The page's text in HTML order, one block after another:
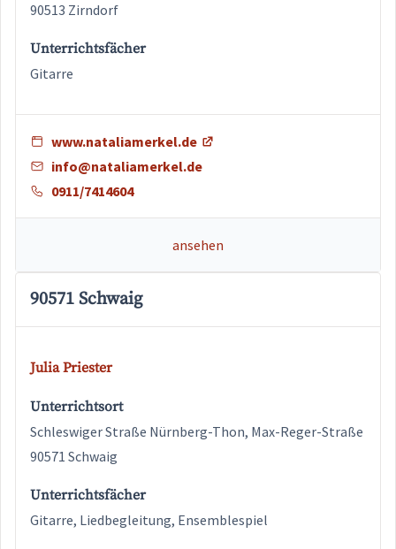
90513 Zirndorf
Unterrichtsfächer
Gitarre
www.nataliamerkel.de
info@nataliamerkel.de
0911/7414604
ansehen
90571 Schwaig
Julia Priester
Unterrichtsort
Schleswiger Straße Nürnberg-Thon, Max-Reger-Straße
90571 Schwaig
Unterrichtsfächer
Gitarre, Liedbegleitung, Ensemblespiel